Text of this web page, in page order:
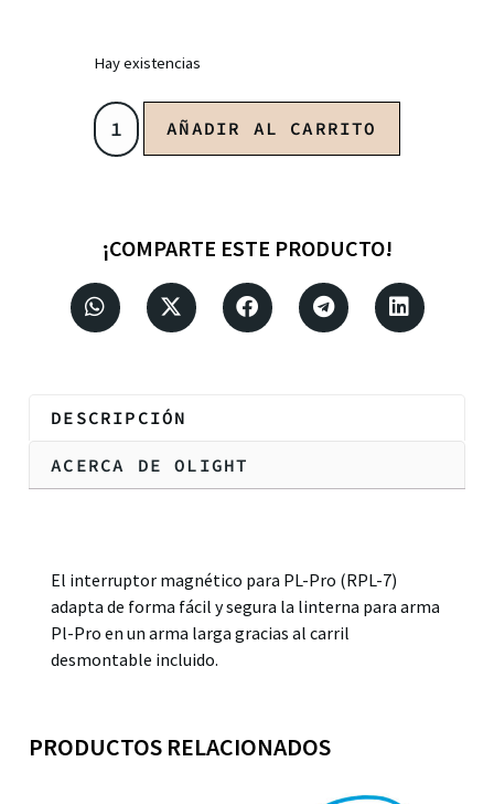
Hay existencias
AÑADIR AL CARRITO
¡COMPARTE ESTE PRODUCTO!
DESCRIPCIÓN
ACERCA DE OLIGHT
El interruptor magnético para PL-Pro (RPL-7)
adapta de forma fácil y segura la linterna para arma
Pl-Pro en un arma larga gracias al carril
desmontable incluido.
PRODUCTOS RELACIONADOS